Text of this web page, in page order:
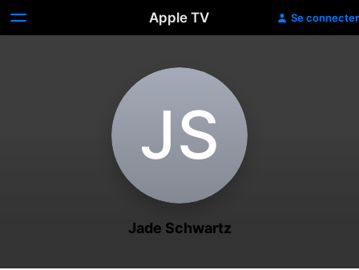
Apple TV Se connecter
J‌S
Jade Schwartz